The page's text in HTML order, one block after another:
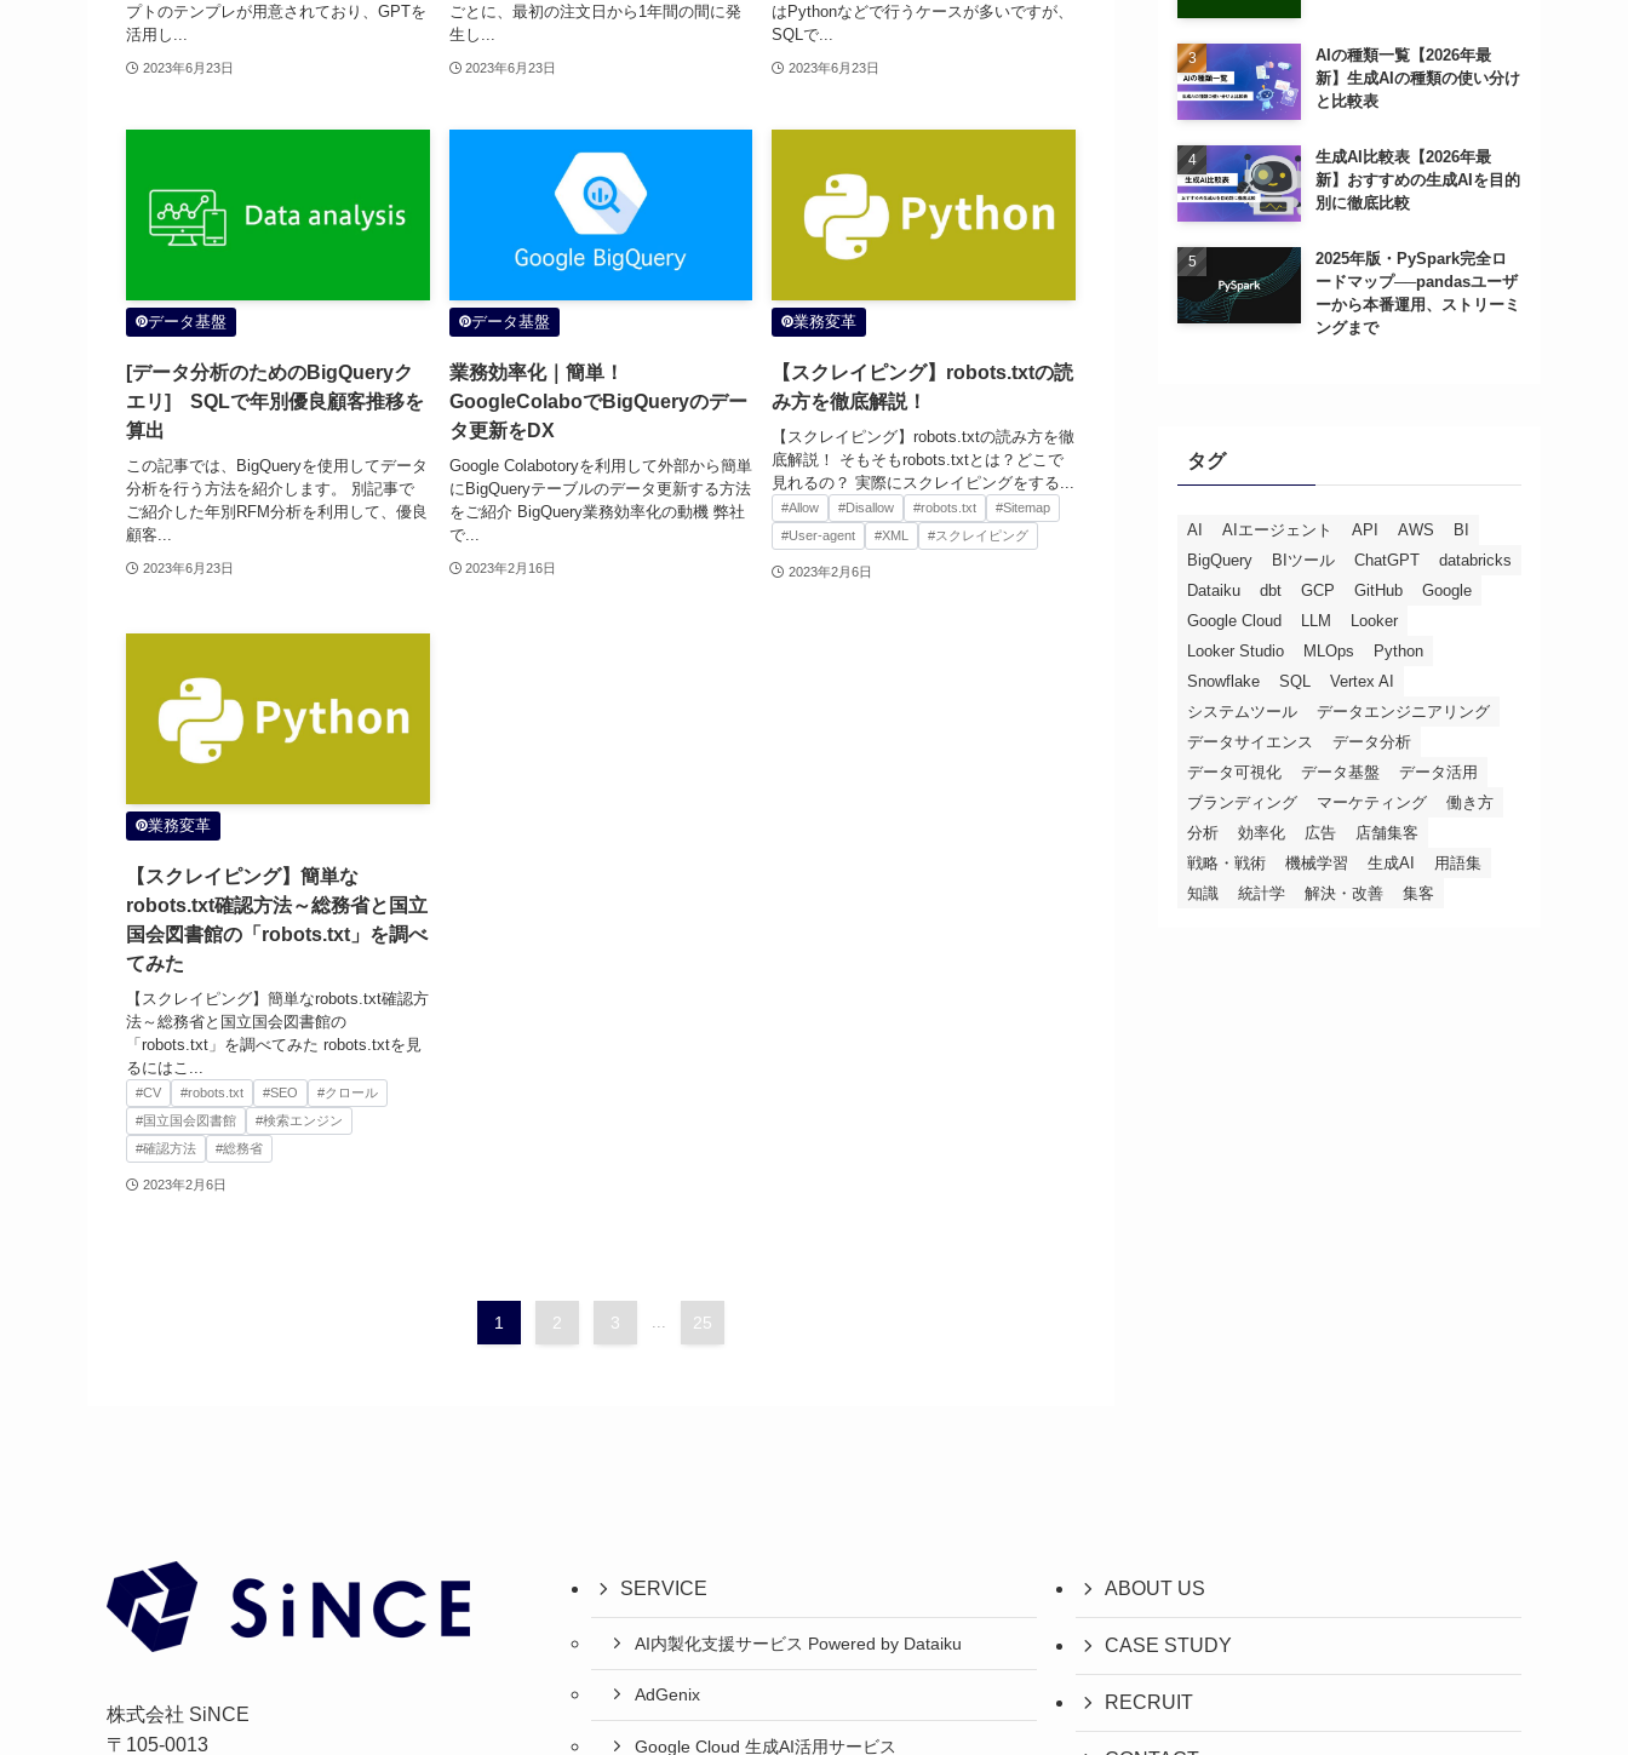
プトのテンプレが用意されており、GPTを
活用し...
2023年6月23日
ごとに、最初の注文日から1年間の間に発
生し...
2023年6月23日
はPythonなどで行うケースが多いですが、
SQLで...
2023年6月23日
データ基盤
[データ分析のためのBigQueryク
エリ] SQLで年別優良顧客推移を
算出
この記事では、BigQueryを使用してデータ
分析を行う方法を紹介します。 別記事で
ご紹介した年別RFM分析を利用して、優良
顧客...
2023年6月23日
データ基盤
業務効率化｜簡単！
GoogleColaboでBigQueryのデー
タ更新をDX
Google Colabotoryを利用して外部から簡単
にBigQueryテーブルのデータ更新する方法
をご紹介 BigQuery業務効率化の動機 弊社
で...
2023年2月16日
業務変革
【スクレイピング】robots.txtの読
み方を徹底解説！
【スクレイピング】robots.txtの読み方を徹
底解説！ そもそもrobots.txtとは？どこで
見れるの？ 実際にスクレイピングをする...
#Allow #Disallow #robots.txt
#Sitemap
#User-agent
#XML #スクレイピング
2023年2月6日
業務変革
【スクレイピング】簡単な
robots.txt確認方法～総務省と国立
国会図書館の「robots.txt」を調べ
てみた
【スクレイピング】簡単なrobots.txt確認方
法～総務省と国立国会図書館の
「robots.txt」を調べてみた robots.txtを見
るにはこ...
#CV #robots.txt #SEO
#クロール
#国立国会図書館
#検索エンジン
#確認方法
#総務省
2023年2月6日
1 2 3 25
AIの種類一覧【2026年最
新】生成AIの種類の使い分け
と比較表
生成AI比較表【2026年最
新】おすすめの生成AIを目的
別に徹底比較
2025年版・PySpark完全ロ
ードマップ──pandasユーザ
ーから本番運用、ストリーミ
ングまで
タグ
AI AIエージェント API AWS
BI
BigQuery
BIツール ChatGPT
databricks
Dataiku
dbt GCP GitHub
Google
Google Cloud
LLM
Looker
Looker Studio
MLOps
Python
Snowflake
SQL
Vertex AI
システムツール
データエンジニアリング
データサイエンス
データ分析
データ可視化
データ基盤
データ活用
ブランディング
マーケティング
働き方
分析
効率化 広告
店舗集客
戦略・戦術
機械学習 生成AI
用語集
知識
統計学 解決・改善 集客
株式会社 SiNCE
〒105-0013
SERVICE
AI内製化支援サービス Powered by Dataiku
AdGenix
Google Cloud 生成AI活用サービス
ABOUT US
CASE STUDY
RECRUIT